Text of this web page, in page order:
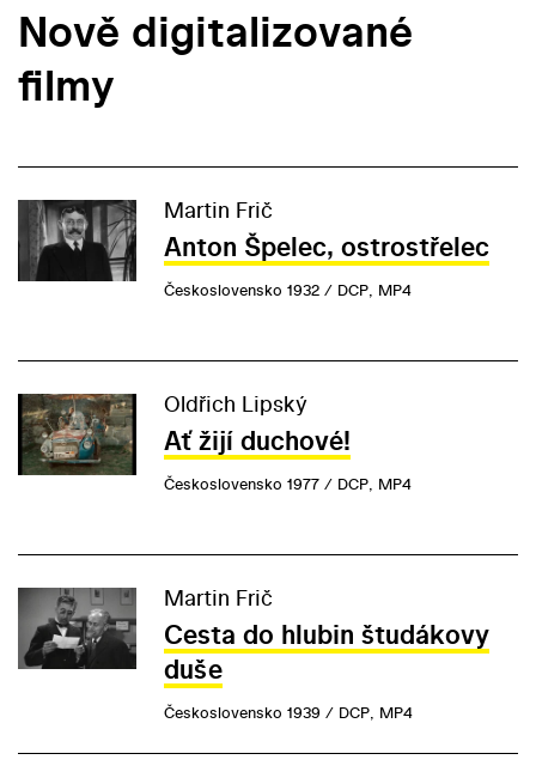
Nově digitalizované
filmy
Martin Frič
Anton Špelec, ostrostřelec
Československo 1932 / DCP, MP4
Oldřich Lipský
Ať žijí duchové!
Československo 1977 / DCP, MP4
Martin Frič
Cesta do hlubin študákovy
duše
Československo 1939 / DCP, MP4